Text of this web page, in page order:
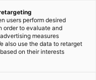
users perform desired
order to evaluate and
measures
also use the data to retarget
on their interests